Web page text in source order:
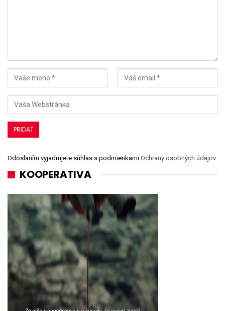
Odoslaním vyjadrujete súhlas s podmienkami Ochrany osobných údajov
KOOPERATIVA